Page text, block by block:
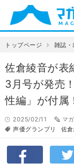
トップページ 雑誌・
佐倉綾音が表
3月号が発売
性編」が付属
2025/02/11
マ
声優グランプリ
佐